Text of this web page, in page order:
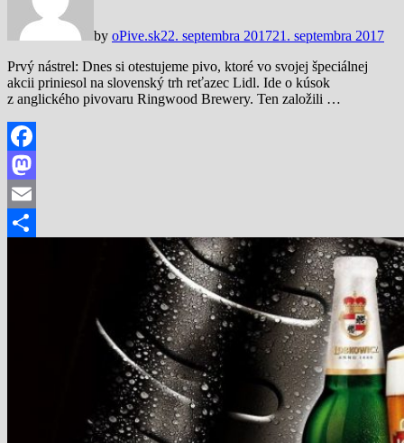
by oPive.sk22. septembra 201721. septembra 2017
Prvý nástrel: Dnes si otestujeme pivo, ktoré vo svojej špeciálnej
akcii priniesol na slovenský trh reťazec Lidl. Ide o kúsok
z anglického pivovaru Ringwood Brewery. Ten založili …
Facebook
Mastodon
Email